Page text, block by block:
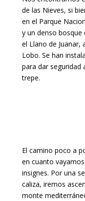
de las Nieves, si
en el Parque
y un denso
el Llano de Juanar,
Lobo. Se han
para dar seguridad
trepe.
El camino poco a
en cuanto
insignes. Por una
caliza, iremos
monte